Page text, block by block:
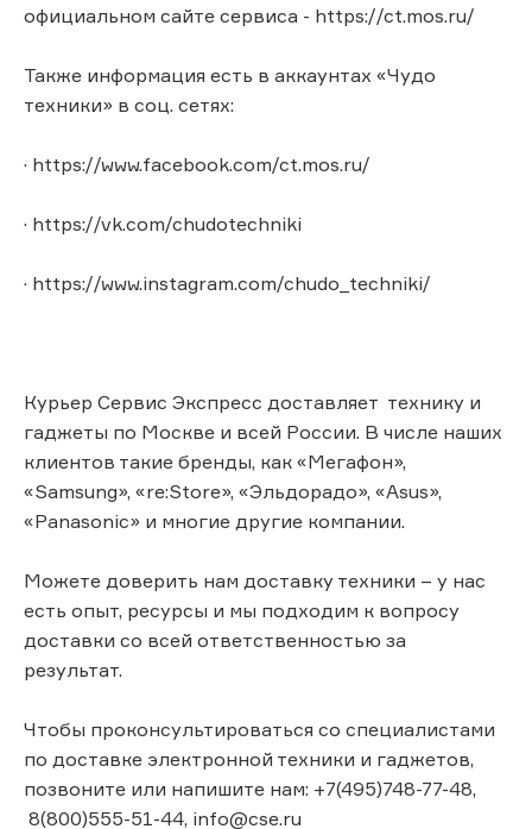
официальном сайте сервиса - https://ct.mos.ru/
Также информация есть в аккаунтах «Чудо
техники» в соц. сетях:
· https://www.facebook.com/ct.mos.ru/
· https://vk.com/chudotechniki
· https://www.instagram.com/chudo_techniki/
Курьер Сервис Экспресс доставляет технику и
гаджеты по Москве и всей России. В числе наших
клиентов такие бренды, как «Мегафон»,
«Samsung», «re:Store», «Эльдорадо», «Asus»,
«Panasonic» и многие другие компании.
Можете доверить нам доставку техники – у нас
есть опыт, ресурсы и мы подходим к вопросу
доставки со всей ответственностью за
результат.
Чтобы проконсультироваться со специалистами
по доставке электронной техники и гаджетов,
позвоните или напишите нам: +7(495)748-77-48,
8(800)555-51-44, info@cse.ru